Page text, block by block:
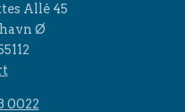
Allé 45
Ø
0022